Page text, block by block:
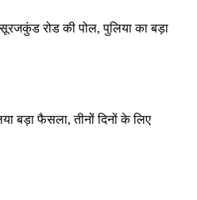
रोड की पोल, पुलिया का बड़ा
बड़ा फैसला, तीनों दिनों के लिए